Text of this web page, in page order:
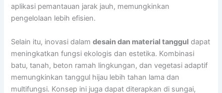
aplikasi pemantauan jarak jauh, memungkinkan
pengelolaan lebih efisien.
Selain itu, inovasi dalamdesain dan material tanggul dapat
meningkatkan fungsi ekologis dan estetika. Kombinasi
batu, tanah, beton ramah lingkungan, dan vegetasi adaptif
memungkinkan tanggul hijau lebih tahan lama dan
multifungsi. Konsep ini juga dapat diterapkan di sungai,